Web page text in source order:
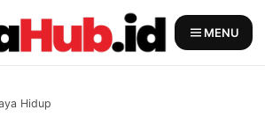
MENU
Hidup